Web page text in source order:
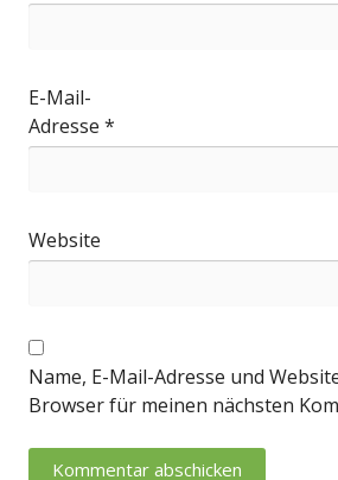
E-Mail-
Adresse *
Website
Name, E-Mail-Adresse und
Browser für meinen nächsten